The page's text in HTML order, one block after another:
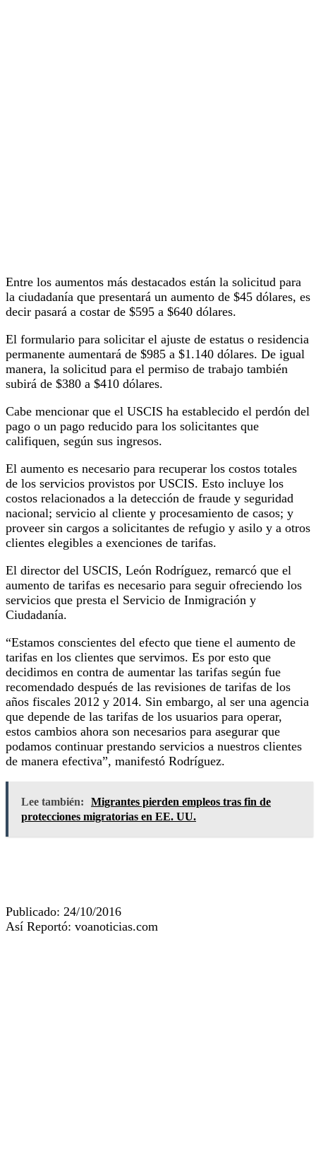
Entre los aumentos más destacados están la solicitud para
la ciudadanía que presentará un aumento de $45 dólares, es
decir pasará a costar de $595 a $640 dólares.
El formulario para solicitar el ajuste de estatus o residencia
permanente aumentará de $985 a $1.140 dólares. De igual
manera, la solicitud para el permiso de trabajo también
subirá de $380 a $410 dólares.
Cabe mencionar que el USCIS ha establecido el perdón del
pago o un pago reducido para los solicitantes que
califiquen, según sus ingresos.
El aumento es necesario para recuperar los costos totales
de los servicios provistos por USCIS. Esto incluye los
costos relacionados a la detección de fraude y seguridad
nacional; servicio al cliente y procesamiento de casos; y
proveer sin cargos a solicitantes de refugio y asilo y a otros
clientes elegibles a exenciones de tarifas.
El director del USCIS, León Rodríguez, remarcó que el
aumento de tarifas es necesario para seguir ofreciendo los
servicios que presta el Servicio de Inmigración y
Ciudadanía.
“Estamos conscientes del efecto que tiene el aumento de
tarifas en los clientes que servimos. Es por esto que
decidimos en contra de aumentar las tarifas según fue
recomendado después de las revisiones de tarifas de los
años fiscales 2012 y 2014. Sin embargo, al ser una agencia
que depende de las tarifas de los usuarios para operar,
estos cambios ahora son necesarios para asegurar que
podamos continuar prestando servicios a nuestros clientes
de manera efectiva”, manifestó Rodríguez.
Lee también:
Migrantes pierden empleos tras fin de
protecciones migratorias en EE. UU.
Publicado: 24/10/2016
Así Reportó: voanoticias.com